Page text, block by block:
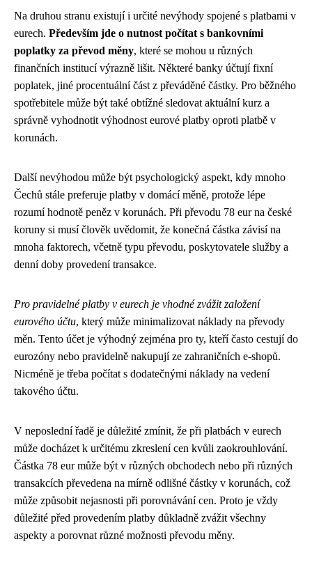
Na druhou stranu existují i určité nevýhody spojené s platbami v
eurech. Především jde o nutnost počítat s bankovními
poplatky za převod měny, které se mohou u různých
finančních institucí výrazně lišit. Některé banky účtují fixní
poplatek, jiné procentuální část z převáděné částky. Pro běžného
spotřebitele může být také obtížné sledovat aktuální kurz a
správně vyhodnotit výhodnost eurové platby oproti platbě v
korunách.
Další nevýhodou může být psychologický aspekt, kdy mnoho
Čechů stále preferuje platby v domácí měně, protože lépe
rozumí hodnotě peněz v korunách. Při převodu 78 eur na české
koruny si musí člověk uvědomit, že konečná částka závisí na
mnoha faktorech, včetně typu převodu, poskytovatele služby a
denní doby provedení transakce.
Pro pravidelné platby v eurech je vhodné zvážit založení
eurového účtu, který může minimalizovat náklady na převody
měn. Tento účet je výhodný zejména pro ty, kteří často cestují do
eurozóny nebo pravidelně nakupují ze zahraničních e-shopů.
Nicméně je třeba počítat s dodatečnými náklady na vedení
takového účtu.
V neposlední řadě je důležité zmínit, že při platbách v eurech
může docházet k určitému zkreslení cen kvůli zaokrouhlování.
Částka 78 eur může být v různých obchodech nebo při různých
transakcích převedena na mírně odlišné částky v korunách, což
může způsobit nejasnosti při porovnávání cen. Proto je vždy
důležité před provedením platby důkladně zvážit všechny
aspekty a porovnat různé možnosti převodu měny.